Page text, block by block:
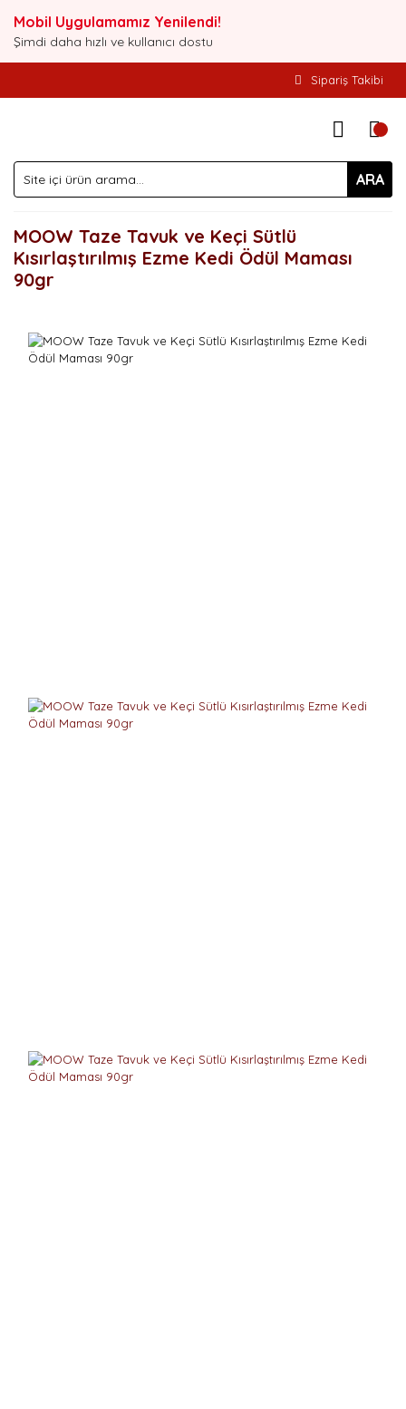
Mobil Uygulamamız Yenilendi!
Şimdi daha hızlı ve kullanıcı dostu
Sipariş Takibi
ARA
MOOW Taze Tavuk ve Keçi Sütlü
Kısırlaştırılmış Ezme Kedi Ödül Maması
90gr